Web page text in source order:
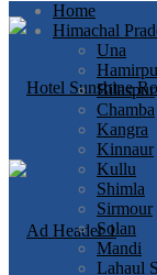
Home
Himachal
Una
Bilaspur
Chamba
Kangra
Kinnaur
Kullu
Shimla
Sirmour
Solan
Mandi
Lahaul